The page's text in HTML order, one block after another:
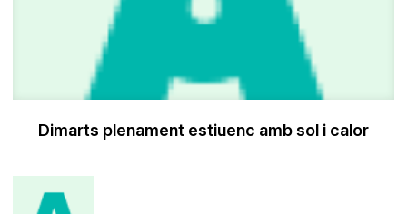
Dimarts plenament estiuenc amb sol i calor